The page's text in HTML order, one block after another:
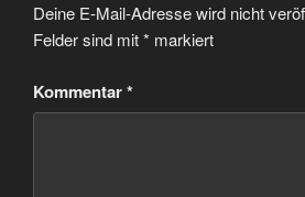
Deine E-Mail-Adresse wird nicht
Felder sind mit* markiert
Kommentar*